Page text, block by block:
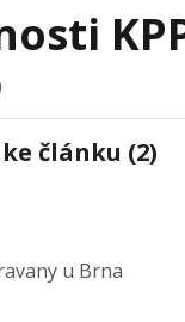
článku (2)
u Brna